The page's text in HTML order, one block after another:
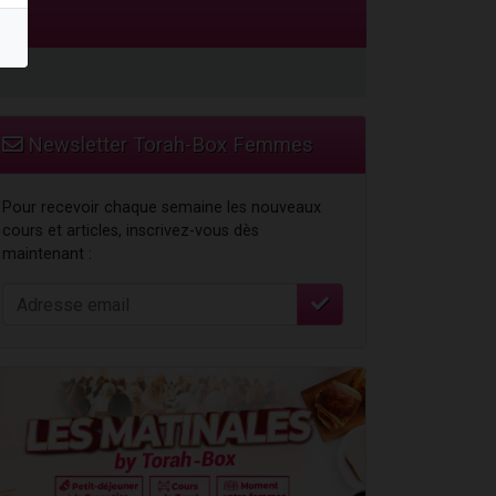
Newsletter Torah-Box Femmes
Pour recevoir chaque semaine les nouveaux
cours et articles, inscrivez-vous dès
maintenant :